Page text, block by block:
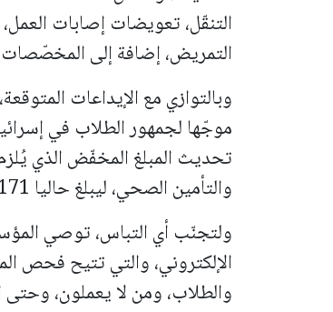
التنقّل، تعويضات إصابات
التمريض، إضافة إلى
وبالتوازي مع الإيداعات
تحديث المبلغ المخفّض الذي
والتأمين الصحي، ليبلغ حاليا 171 شيكلا شهريا.
ولتجنّب أي التباس، توصي
الإلكتروني، والتي تتيح فحص
والطلاب، ومن لا يعملون، وحتى